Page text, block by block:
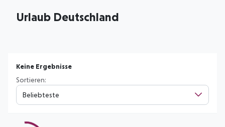
Urlaub Deutschland
Keine Ergebnisse
Sortieren:
Beliebteste